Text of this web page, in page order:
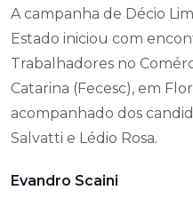
A campanha de Décio
Estado iniciou com
Trabalhadores no
Catarina (Fecesc), em
acompanhado dos
Salvatti e Lédio Rosa.
Evandro Scaini